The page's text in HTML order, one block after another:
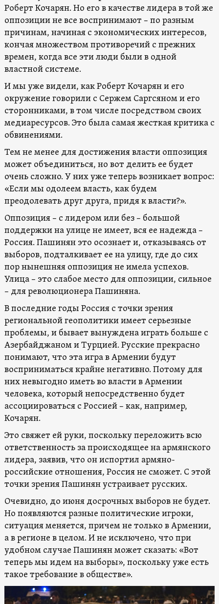
Роберт Кочарян. Но его в качестве лидера в той же
оппозиции не все воспринимают – по разным
причинам, начиная с экономических интересов,
кончая множеством противоречий с прежних
времен, когда все эти люди были в одной
властной системе.
И мы уже видели, как Роберт Кочарян и его
окружение говорили с Сержем Саргсяном и его
сторонниками, в том числе посредством своих
медиаресурсов. Это была самая жесткая критика с
обвинениями.
Тем не менее для достижения власти оппозиция
может объединиться, но вот делить ее будет
очень сложно. У них уже теперь возникает вопрос:
«Если мы одолеем власть, как будем
преодолевать друг друга, придя к власти?».
Оппозиция – с лидером или без – большой
поддержки на улице не имеет, вся ее надежда –
Россия. Пашинян это осознает и, отказываясь от
выборов, подталкивает ее на улицу, где до сих
пор нынешняя оппозиция не имела успехов.
Улица – это слабое место для оппозиции, сильное
– для революционера Пашиняна.
В последние годы Россия с точки зрения
региональной геополитики имеет серьезные
проблемы, и бывает вынуждена играть больше с
Азербайджаном и Турцией. Русские прекрасно
понимают, что эта игра в Армении будут
восприниматься крайне негативно. Потому для
них невыгодно иметь во власти в Армении
человека, который непосредственно будет
ассоциироваться с Россией – как, например,
Кочарян.
Это свяжет ей руки, поскольку переложить всю
ответственность за происходящее на армянского
лидера, заявив, что он испортил армяно-
российские отношения, Россия не сможет. С этой
точки зрения Пашинян устраивает русских.
Очевидно, до июня досрочных выборов не будет.
Но появляются разные политические игроки,
ситуация меняется, причем не только в Армении,
а в регионе в целом. И не исключено, что при
удобном случае Пашинян может сказать: «Вот
теперь мы идем на выборы», поскольку уже есть
такое требование в обществе».